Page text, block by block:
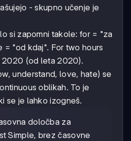
- skupno učenje je
si zapomni takole: for = "za
= "od kdaj". For two hours
2020 (od leta 2020).
understand, love, hate) se
oblikah. To je
se je lahko izogneš.
določba za
Simple, brez časovne